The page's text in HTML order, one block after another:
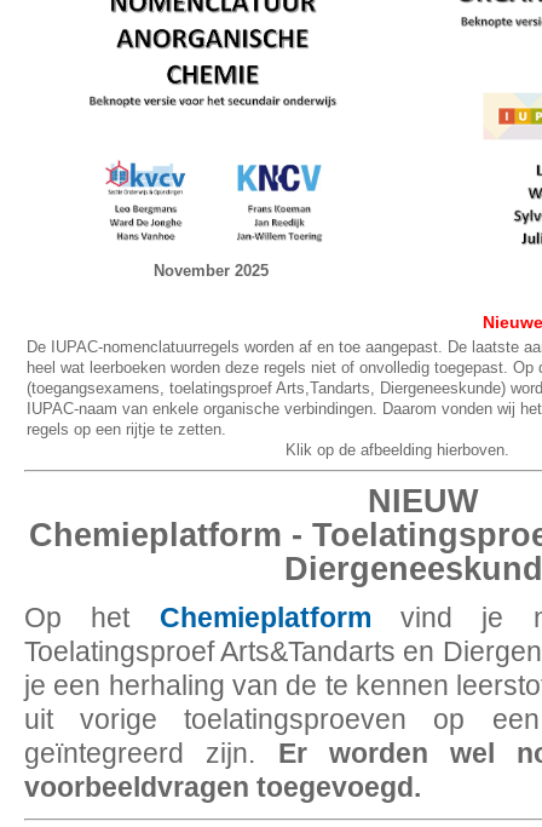
November 2025
De IUPAC-nomenclatuurregels worden af en toe aangepast. De laatste
heel wat leerboeken worden deze regels niet of onvolledig toegepast. Op
(toegangsexamens, toelatingsproef Arts,Tandarts, Diergeneeskunde)
IUPAC-naam van enkele organische verbindingen. Daarom vonden wij
regels op een rijtje te zetten.
Klik op de afbeelding hierboven.
NIEUW
Chemieplatform -
Op het Chemieplatform vind je
Toelatingsproef Arts&Tandarts en
je een herhaling van de te kennen
uit vorige toelatingsproeven op
geïntegreerd zijn. Er worden wel
voorbeeldvragen toegevoegd.